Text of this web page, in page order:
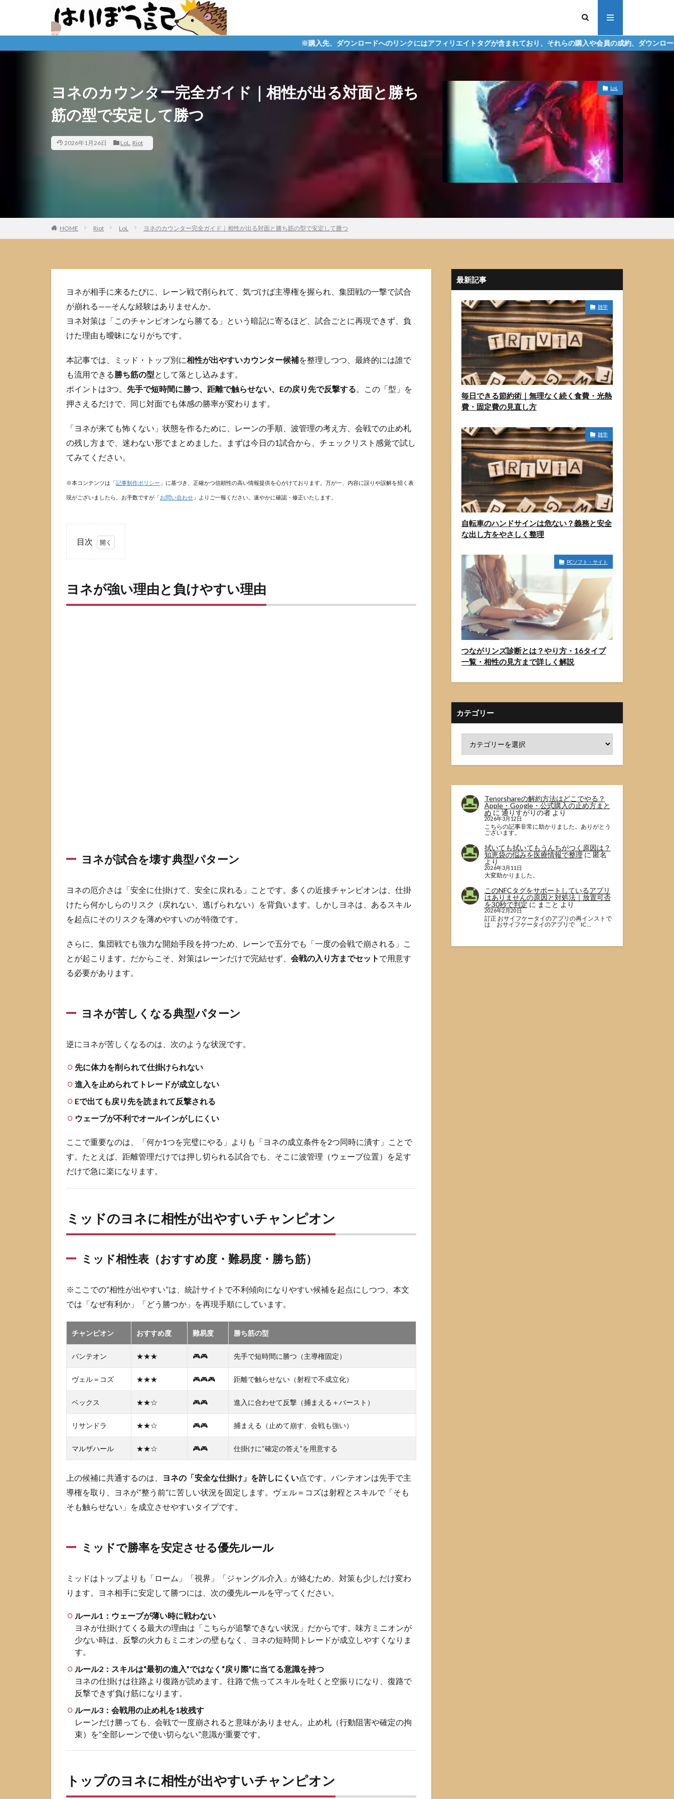
※購入先、ダウンロードへのリンクにはアフィリエイトタグが含まれており、それらの購入や会員の成約、ダウンロードなどからの収益化
ヨネのカウンター完全ガイド｜相性が出る対面と勝ち
筋の型で安定して勝つ
2026年1月26日 LoL, Riot
LoL
HOME Riot LoL ヨネのカウンター完全ガイド｜相性が出る対面と勝ち筋の型で安定して勝つ
ヨネが相手に来るたびに、レーン戦で削られて、気づけば主導権を握られ、集団戦の一撃で試合
が崩れる——そんな経験はありませんか。
ヨネ対策は「このチャンピオンなら勝てる」という暗記に寄るほど、試合ごとに再現できず、負
けた理由も曖昧になりがちです。
本記事では、ミッド・トップ別に相性が出やすいカウンター候補を整理しつつ、最終的には誰で
も流用できる勝ち筋の型 として落とし込みます。
ポイントは3つ。 先手で短時間に勝つ、距離で触らせない、Eの戻り先で反撃する 。この「型」を
押さえるだけで、同じ対面でも体感の勝率が変わります。
「ヨネが来ても怖くない」状態を作るために、レーンの手順、波管理の考え方、会戦での止め札
の残し方まで、迷わない形でまとめました。まずは今日の1試合から、チェックリスト感覚で試し
てみてください。
※本コンテンツは「記事制作ポリシー 」に基づき、正確かつ信頼性の高い情報提供を心がけております。万が一、内容に誤りや誤解を招く表
現がございましたら、お手数ですが「お問い合わせ 」よりご一報ください。速やかに確認・修正いたします。
目次
が
しく
パタ
ーン
2
ッ
ド
の
ヨ
性
や
い
ャ
ン
オ
2.1
ミッ
ド相
（お
度・
難易
勝ち
筋）
ミッ
ドで
を安
定さ
せる
優先
ルー
ル
ト
ッ
プ
の
ヨ
ネ
相
性
出
オ
3.1
トッ
プ相
性表
（お
すす
め
度・
難易
度・
勝ち
筋）
プで
ヨネが強い理由と負けやすい理由
ヨネが試合を壊す典型パターン
ヨネの厄介さは「安全に仕掛けて、安全に戻れる」ことです。多くの近接チャンピオンは、仕掛
けたら何かしらのリスク（戻れない、逃げられない）を背負います。しかしヨネは、あるスキル
を起点にそのリスクを薄めやすいのが特徴です。
さらに、集団戦でも強力な開始手段を持つため、レーンで五分でも「一度の会戦で崩される」こ
とが起こります。だからこそ、対策はレーンだけで完結せず、 会戦の入り方までセット で用意す
る必要があります。
ヨネが苦しくなる典型パターン
逆にヨネが苦しくなるのは、次のような状況です。
先に体力を削られて仕掛けられない
進入を止められてトレードが成立しない
Eで出ても戻り先を読まれて反撃される
ウェーブが不利でオールインがしにくい
ここで重要なのは、「何か1つを完璧にやる」よりも「ヨネの成立条件を2つ同時に潰す」ことで
す。たとえば、距離管理だけでは押し切られる試合でも、そこに波管理（ウェーブ位置）を足す
だけで急に楽になります。
ミッドのヨネに相性が出やすいチャンピオン
ミッド相性表（おすすめ度・難易度・勝ち筋）
※ここでの“相性が出やすい”は、統計サイトで不利傾向になりやすい候補を起点にしつつ、本文
では「なぜ有利か」「どう勝つか」を再現手順にしています。
チャンピオン おすすめ度 難易度 勝ち筋の型
パンテオン ★★★ 🎮🎮 先手で短時間に勝つ（主導権固定）
ヴェル＝コズ ★★★ 🎮🎮🎮 距離で触らせない（射程で不成立化）
ベックス ★★☆ 🎮🎮 進入に合わせて反撃（捕まえる＋バースト）
リサンドラ ★★☆ 🎮🎮 捕まえる（止めて崩す、会戦も強い）
マルザハール ★★☆ 🎮🎮 仕掛けに“確定の答え”を用意する
上の候補に共通するのは、 ヨネの「安全な仕掛け」を許しにくい点です。パンテオンは先手で主
導権を取り、ヨネが“整う前”に苦しい状況を固定します。ヴェル＝コズは射程とスキルで「そも
そも触らせない」を成立させやすいタイプです。
ミッドで勝率を安定させる優先ルール
ミッドはトップよりも「ローム」「視界」「ジャングル介入」が絡むため、対策も少しだけ変わ
ります。ヨネ相手に安定して勝つには、次の優先ルールを守ってください。
ルール1：ウェーブが薄い時に戦わない
ヨネが仕掛けてくる最大の理由は「こちらが追撃できない状況」だからです。味方ミニオンが
少ない時は、反撃の火力もミニオンの壁もなく、ヨネの短時間トレードが成立しやすくなりま
す。
ルール2：スキルは“最初の進入”ではなく“戻り際”に当てる意識を持つ
ヨネの仕掛けは往路より復路が読めます。往路で焦ってスキルを吐くと空振りになり、復路で
反撃できず負け筋になります。
ルール3：会戦用の止め札を1枚残す
レーンだけ勝っても、会戦で一度崩されると意味がありません。止め札（行動阻害や確定の拘
束）を“全部レーンで使い切らない”意識が重要です。
トップのヨネに相性が出やすいチャンピオン
最新記事
雑学
毎日できる節約術｜無理なく続く食費・光熱
費・固定費の見直し方
雑学
自転車のハンドサインは危ない？義務と安全
な出し方をやさしく整理
PCソフト・サイト
つながリンズ診断とは？やり方・16タイプ
一覧・相性の見方まで詳しく解説
カテゴリー
Tenorshareの解約方法はどこでやる？
Apple・Google・公式購入の止め方まと
め に 通りすがりの者より
2026年3月12日
こちらの記事非常に助かりました。ありがとう
ございます。
拭いても拭いてもうんちがつく原因は？
知恵袋の悩みを医療情報で整理 に 匿名
より
2026年3月11日
大変助かりました。
このNFCタグをサポートしているアプリ
はありませんの原因と対処法｜放置可否
を30秒で判定 に まこと より
2026年2月20日
訂正 おサイフケータイのアプリの再インストで
は おサイフケータイのアプリで IC…